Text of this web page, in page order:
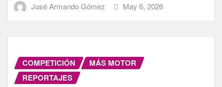
José Armando Gómez May 6, 2026
COMPETICIÓN
MÁS MOTOR
REPORTAJES